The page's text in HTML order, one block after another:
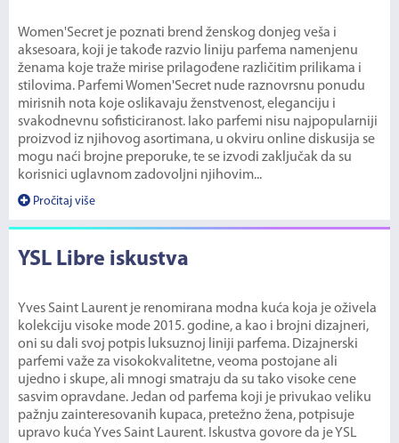
Women'Secret je poznati brend ženskog donjeg veša i
aksesoara, koji je takođe razvio liniju parfema namenjenu
ženama koje traže mirise prilagođene različitim prilikama i
stilovima. Parfemi Women'Secret nude raznovrsnu ponudu
mirisnih nota koje oslikavaju ženstvenost, eleganciju i
svakodnevnu sofisticiranost. Iako parfemi nisu najpopularniji
proizvod iz njihovog asortimana, u okviru online diskusija se
mogu naći brojne preporuke, te se izvodi zaključak da su
korisnici uglavnom zadovoljni njihovim...
Pročitaj više
YSL Libre iskustva
Yves Saint Laurent je renomirana modna kuća koja je oživela
kolekciju visoke mode 2015. godine, a kao i brojni dizajneri,
oni su dali svoj potpis luksuznoj liniji parfema. Dizajnerski
parfemi važe za visokokvalitetne, veoma postojane ali
ujedno i skupe, ali mnogi smatraju da su tako visoke cene
sasvim opravdane. Jedan od parfema koji je privukao veliku
pažnju zainteresovanih kupaca, pretežno žena, potpisuje
upravo kuća Yves Saint Laurent. Iskustva govore da je YSL